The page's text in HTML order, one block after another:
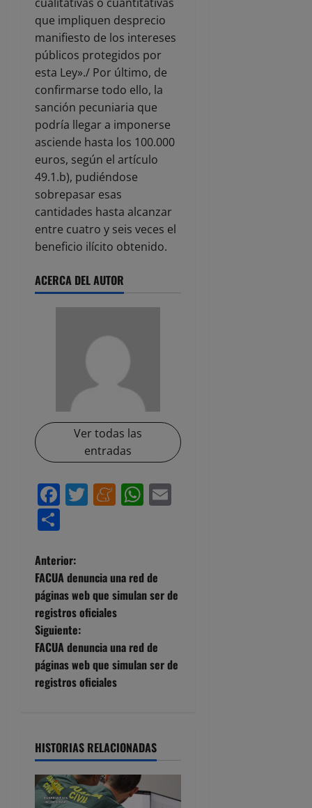
que impliquen desprecio
manifiesto de los intereses
públicos protegidos por
esta Ley»./ Por último, de
confirmarse todo ello, la
sanción pecuniaria que
podría llegar a imponerse
asciende hasta los 100.000
euros, según el artículo
49.1.b), pudiéndose
sobrepasar esas
cantidades hasta alcanzar
entre cuatro y seis veces el
beneficio ilícito obtenido.
ACERCA DEL AUTOR
Ver todas las
entradas
Facebook
Twitter
Meneame
WhatsApp
N
a
v
e
g
c
i
ó
Anterior:
FACUA denuncia una red de
páginas web que simulan ser de
registros oficiales
Siguiente:
FACUA denuncia una red de
páginas web que simulan ser de
registros oficiales
HISTORIAS RELACIONADAS